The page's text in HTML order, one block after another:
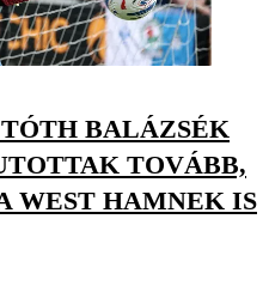
BALÁZSÉK
TOVÁBB,
WEST HAMNEK IS